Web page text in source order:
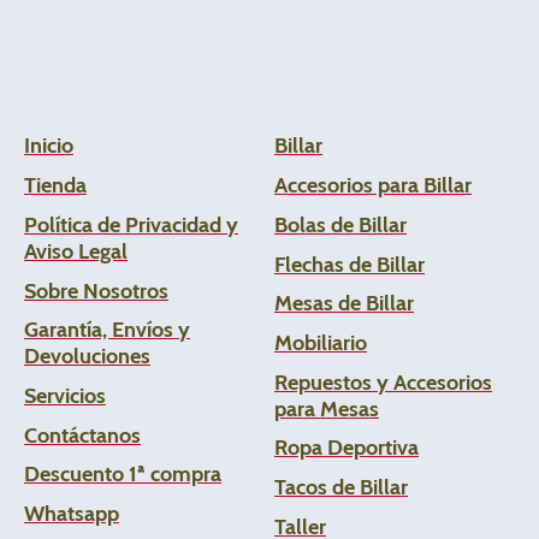
Inicio
Tienda
Política de Privacidad y
Aviso Legal
Sobre Nosotros
Garantía, Envíos y
Devoluciones
Servicios
Contáctanos
Descuento 1ª compra
Whatsapp
Billar
Accesorios para Billar
Bolas de Billar
Flechas de Billar
Mesas de Billar
Mobiliario
Repuestos y Accesorios
para Mesas
Ropa Deportiva
Tacos de Billar
Taller